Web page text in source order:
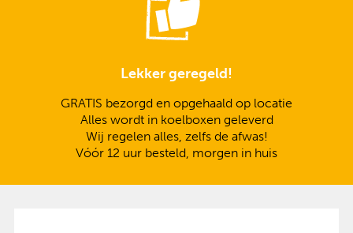
Lekker geregeld!
GRATIS bezorgd en opgehaald op locatie
Alles wordt in koelboxen geleverd
Wij regelen alles, zelfs de afwas!
Vóór 12 uur besteld, morgen in huis